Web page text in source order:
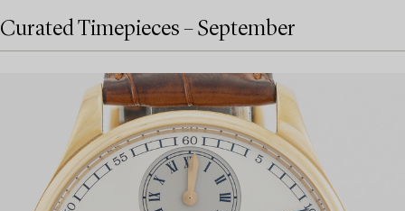
Curated Timepieces – September